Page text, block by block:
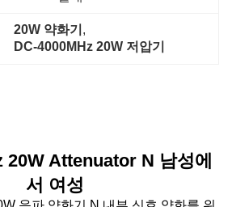
20W 약화기 ,
DC-4000MHz 20W 저압기
20W Attenuator N 남성에
서 여성